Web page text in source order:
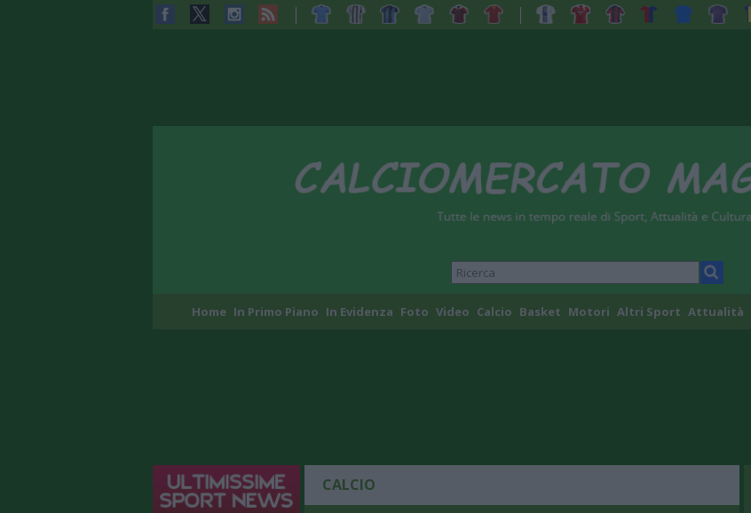
Home In Primo Piano In Evidenza Foto Video Calcio Basket Motori Altri Sport Attualità
CALCIO